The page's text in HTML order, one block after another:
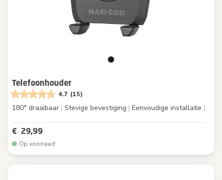
Telefoonhouder
4.7 (15)
180° draaibaar | Stevige bevestiging | Eenvoudige installatie |
€ 29,99
Op voorraad